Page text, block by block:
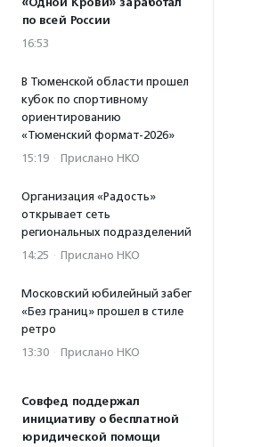
по всей России
16:53
В Тюменской области прошел
кубок по спортивному
ориентированию
«Тюменский формат-2026»
15:19 · Прислано НКО
Организация «Радость»
открывает сеть
региональных подразделений
14:25 · Прислано НКО
Московский юбилейный забег
«Без границ» прошел в стиле
ретро
13:30 · Прислано НКО
Совфед поддержал
инициативу о бесплатной
юридической помощи